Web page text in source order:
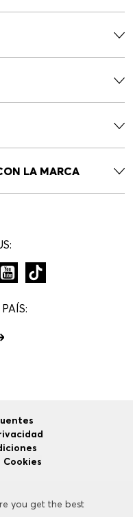
you get the best
you get the best
LA MARCA